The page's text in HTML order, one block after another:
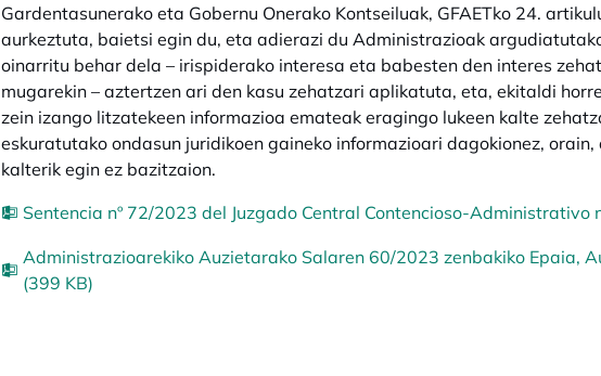
Gardentasunerako eta Gobernu Onerako Kontseiluak, GFAETko 24.
aurkeztuta, baietsi egin du, eta adierazi du Administrazioak
oinarritu behar dela – irispiderako interesa eta babesten den interes
mugarekin – aztertzen ari den kasu zehatzari aplikatuta, eta, ekitaldi
zein izango litzatekeen informazioa emateak eragingo lukeen kalte
eskuratutako ondasun juridikoen gaineko informazioari dagokionez,
kalterik egin ez bazitzaion.
Sentencia nº 72/2023 del Juzgado Central Contencioso-Administrativo
Administrazioarekiko Auzietarako Salaren 60/2023 zenbakiko Epaia,
(399 KB)